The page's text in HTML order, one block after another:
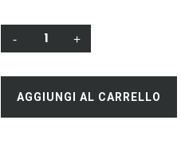
AGGIUNGI AL CARRELLO